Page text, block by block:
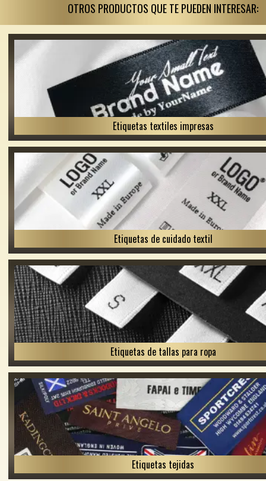
OTROS PRODUCTOS QUE TE PUEDEN INTERESAR:
Etiquetas textiles impresas
Etiquetas de cuidado textil
Etiquetas de tallas para ropa
Etiquetas tejidas